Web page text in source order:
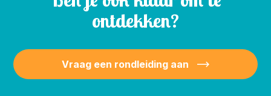
ontdekken?
Vraag een rondleiding aan